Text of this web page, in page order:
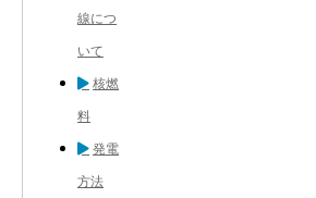
線につ
いて
核燃
料
発電
方法